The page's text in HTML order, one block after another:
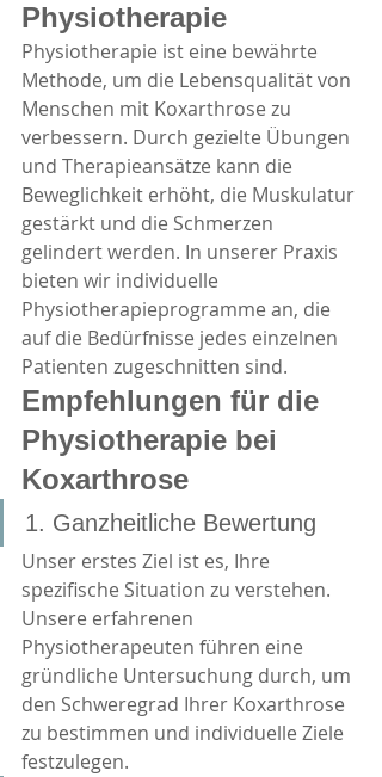
Physiotherapie
Physiotherapie ist eine bewährte
Methode, um die Lebensqualität von
Menschen mit Koxarthrose zu
verbessern. Durch gezielte Übungen
und Therapieansätze kann die
Beweglichkeit erhöht, die Muskulatur
gestärkt und die Schmerzen
gelindert werden. In unserer Praxis
bieten wir individuelle
Physiotherapieprogramme an, die
auf die Bedürfnisse jedes einzelnen
Patienten zugeschnitten sind.
Empfehlungen für die
Physiotherapie bei
Koxarthrose
1. Ganzheitliche Bewertung
Unser erstes Ziel ist es, Ihre
spezifische Situation zu verstehen.
Unsere erfahrenen
Physiotherapeuten führen eine
gründliche Untersuchung durch, um
den Schweregrad Ihrer Koxarthrose
zu bestimmen und individuelle Ziele
festzulegen.